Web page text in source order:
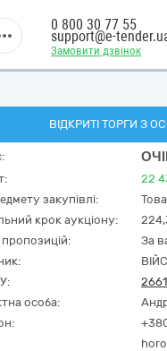
Замовити дзвінок
0 800 30 77 55
support@e-
ВІДКРИТІ ТОРГИ З
22
закупівлі:
крок аукціону:
пропозицій:
За
особа: